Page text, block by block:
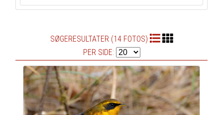
SØGERESULTATER (14 FOTOS)
PER SIDE: